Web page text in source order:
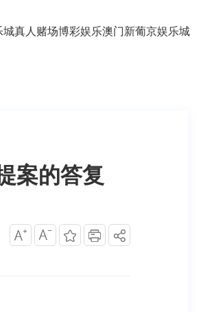
城真人赌场博彩娱乐澳门新葡京娱乐城
案的答复